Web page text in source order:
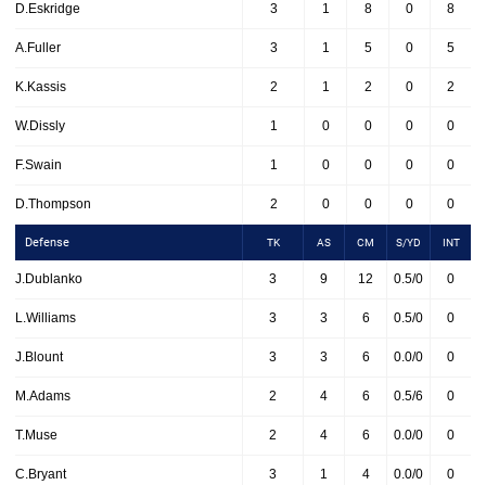
D.Eskridge 3 1 8 0 8
A.Fuller 3 1 5 0 5
K.Kassis 2 1 2 0 2
W.Dissly 1 0 0 0 0
F.Swain 1 0 0 0 0
D.Thompson 2 0 0 0 0
Defense TK AS CM S/YD INT
J.Dublanko 3 9 12 0.5/0 0
L.Williams 3 3 6 0.5/0 0
J.Blount 3 3 6 0.0/0 0
M.Adams 2 4 6 0.5/6 0
T.Muse 2 4 6 0.0/0 0
C.Bryant 3 1 4 0.0/0 0